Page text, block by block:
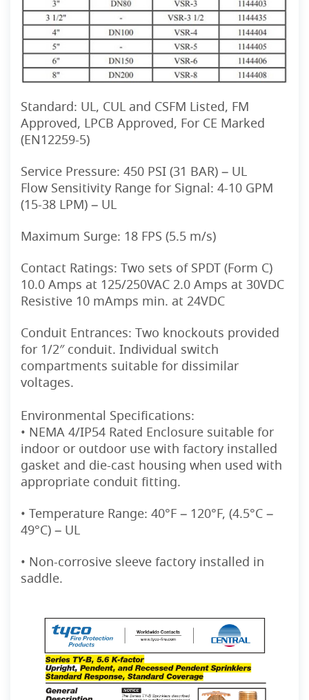
Standard: UL, CUL and CSFM Listed, FM
Approved, LPCB Approved, For CE Marked
(EN12259-5)
Service Pressure: 450 PSI (31 BAR) – UL
Flow Sensitivity Range for Signal: 4-10 GPM
(15-38 LPM) – UL
Maximum Surge: 18 FPS (5.5 m/s)
Contact Ratings: Two sets of SPDT (Form C)
10.0 Amps at 125/250VAC 2.0 Amps at 30VDC
Resistive 10 mAmps min. at 24VDC
Conduit Entrances: Two knockouts provided
for 1/2″ conduit. Individual switch
compartments suitable for dissimilar
voltages.
Environmental Specifications:
• NEMA 4/IP54 Rated Enclosure suitable for
indoor or outdoor use with factory installed
gasket and die-cast housing when used with
appropriate conduit fitting.
• Temperature Range: 40°F – 120°F, (4.5°C –
49°C) – UL
• Non-corrosive sleeve factory installed in
saddle.